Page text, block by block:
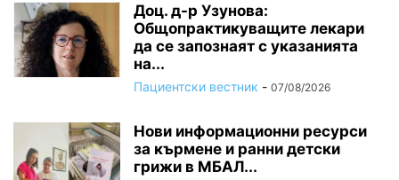
Доц. д-р Узунова:
Общопрактикуващите лекари
да се запознаят с указанията
на...
Пациентски вестник - 07/08/2026
Нови информационни ресурси
за кърмене и ранни детски
грижи в МБАЛ...